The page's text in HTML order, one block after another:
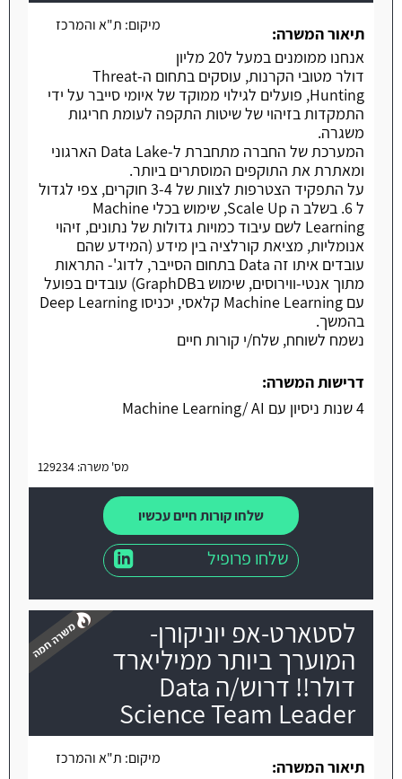
מיקום: ת"א והמרכז
תיאור המשרה:
אנחנו ממומנים במעל ל20 מליון
דולר מטובי הקרנות, עוסקים בתחום הThreat-
Hunting, פועלים לגילוי ממוקד של איומי סייבר על ידי
התמקדות בזיהוי של שיטות התקפה לעומת חריגות
משגרה.
המערכת של החברה מתחברת ל-Data Lake הארגוני
ומאתרת את התוקפים המוסתרים ביותר.
על התפקיד הצטרפות לצוות של 3-4 חוקרים, צפי לגדול
ל 6. ​בשלב ה Scale Up, שימוש בכלי Machine
Learning לשם עיבוד כמויות גדולות של נתונים, זיהוי
אנומליות, מציאת קורלציה בין מידע (המידע שהם
עובדים איתו זה Data בתחום הסייבר, לדוג'- התראות
מתוך אנטי-ווירוסים, שימוש בGraphDB) עובדים בפועל
עם Machine Learning קלאסי, יכניסו Deep Learning
בהמשך.
נשמח לשוחח, שלח/י קורות חיים
דרישות המשרה:
4 שנות ניסיון עם Machine Learning/ AI
מס' משרה: 129234
שלחו קורות חיים עכשיו
שלחו פרופיל
לסטארט-אפ יוניקורן-
המוערך ביותר ממיליארד
דולר!! דרוש/ה Data
Science Team Leader
מיקום: ת"א והמרכז
תיאור המשרה: